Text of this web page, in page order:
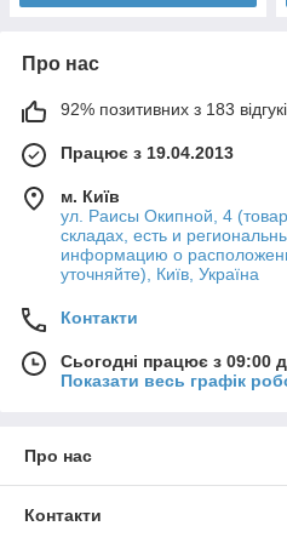
Про нас
92% позитивних з 183
Працює з 19.04.2013
м. Київ
ул. Раисы Окипной, 4
складах, есть и
информацию о
уточняйте), Київ, Україна
Контакти
Сьогодні працює з 09:00
Показати весь графік
Про нас
Контакти